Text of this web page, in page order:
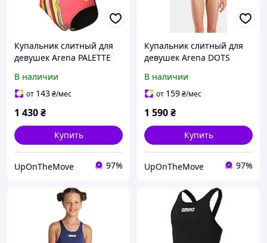
Купальник слитный для
девушек Arena PALETTE
BACK коралловый,
черный Дит 164 см
В наличии
от 143₴/мес
1 430₴
Купить
UpOnTheMove 97%
Купальник слитный для
девушек Arena DOTS
BACK черный, розовый
Дит 164 см
В наличии
от 159₴/мес
1 590₴
Купить
UpOnTheMove 97%